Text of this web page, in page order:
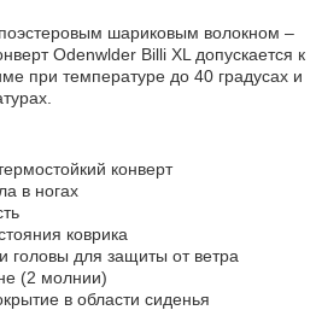
шариковым волокном –
Odenwlder Billi XL допускается к
при температуре до 40 градусах и
конверт
в ногах
коврика
головы для защиты от ветра
(2 молнии)
в области сиденья